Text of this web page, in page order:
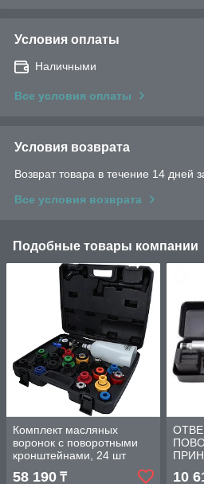
Условия оплаты
Наличными
Все условия оплаты
Условия возврата
Возврат товара в течение 14 дней
Все условия возврата
Подобные товары компании
Комплект масляных
воронок с поворотными
кронштейнами, 24 шт
58 190 ₸
1/2",
10